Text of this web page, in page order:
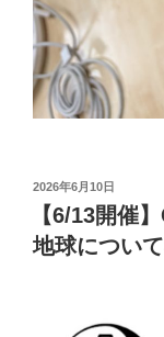
投
日:
2026年6月10日
【6/13開催
地球につい